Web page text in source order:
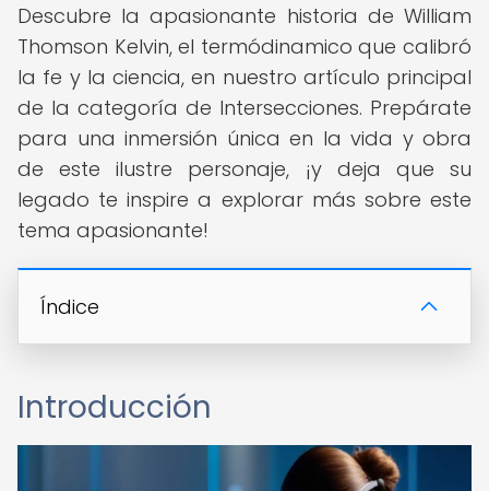
Descubre la apasionante historia de William
Thomson Kelvin, el termódinamico que calibró
la fe y la ciencia, en nuestro artículo principal
de la categoría de Intersecciones. Prepárate
para una inmersión única en la vida y obra
de este ilustre personaje, ¡y deja que su
legado te inspire a explorar más sobre este
tema apasionante!
Índice
Introducción